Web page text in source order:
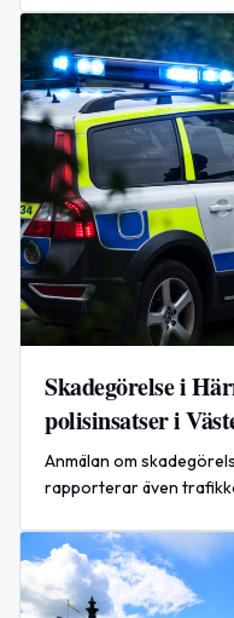
Skadegörelse i
polisinsatser i
Anmälan om
rapporterar även